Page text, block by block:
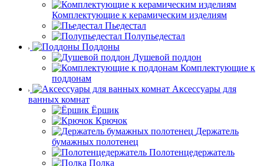
Комплектующие к керамическим изделиям
Пьедестал
Полупьедестал
Поддоны
Душевой поддон
Комплектующие к
поддонам
Аксессуары для
ванных комнат
Ёршик
Крючок
Держатель
бумажных полотенец
Полотенцедержатель
Полка